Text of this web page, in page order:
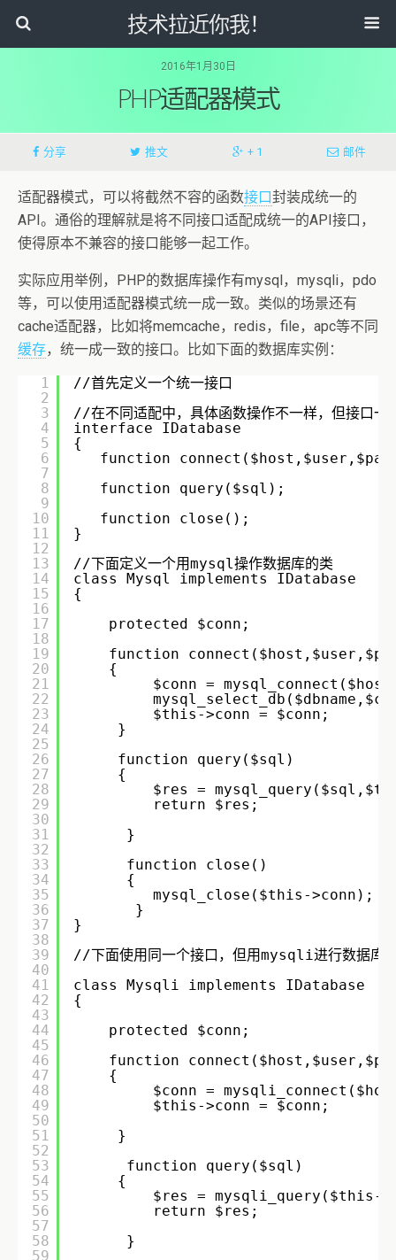
技术拉近你我！
2016年1月30日
PHP适配器模式
分享 推文 + 1 邮件
适配器模式，可以将截然不容的函数接口封装成统一的
API。通俗的理解就是将不同接口适配成统一的API接口，
使得原本不兼容的接口能够一起工作。
实际应用举例，PHP的数据库操作有mysql，mysqli，pdo
等，可以使用适配器模式统一成一致。类似的场景还有
cache适配器，比如将memcache，redis，file，apc等不同
缓存，统一成一致的接口。比如下面的数据库实例：
1
2
3
4
5
6
7
8
9
10
11
12
13
14
15
16
17
18
19
20
21
22
23
24
25
26
27
28
29
30
31
32
33
34
35
36
37
38
39
40
41
42
43
44
45
46
47
48
49
50
51
52
53
54
55
56
57
58
59
//首先定义一个统一接口
//在不同适配中，具体函数操作不一样，但接口一
interface IDatabase
{
function
function query($sql);
function close();
}
//下面定义一个用mysql操作数据库的类
class Mysql implements IDatabase
{
protected $conn;
function
{
$conn =
$this->conn = $conn;
}
function query($sql)
{
$res =
return $res;
}
function close()
{
mysql_close($this->conn);
}
}
//下面使用同一个接口，但用mysqli进行数据库
class Mysqli implements IDatabase
{
protected $conn;
function
{
$conn =
$this->conn = $conn;
}
function query($sql)
{
$res = mysqli_query($this-
return $res;
}